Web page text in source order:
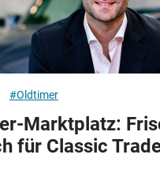
#Oldtimer
Marktplatz:
für Classic